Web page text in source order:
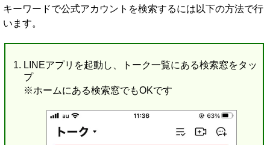
キーワードで公式アカウントを検索するには以下の方法で行
います。
LINEアプリを起動し、トーク一覧にある検索窓をタッ
プ
※ホームにある検索窓でもOKです